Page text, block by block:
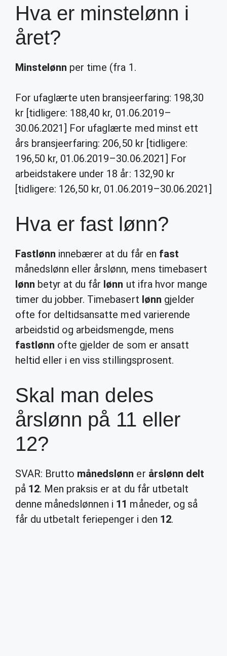
Hva er minstelønn i
året?
Minstelønn per time (fra 1.
For ufaglærte uten bransjeerfaring: 198,30
kr [tidligere: 188,40 kr, 01.06.2019–
30.06.2021] For ufaglærte med minst ett
års bransjeerfaring: 206,50 kr [tidligere:
196,50 kr, 01.06.2019–30.06.2021] For
arbeidstakere under 18 år: 132,90 kr
[tidligere: 126,50 kr, 01.06.2019–30.06.2021]
Hva er fast lønn?
Fastlønn innebærer at du får en fast
månedslønn eller årslønn, mens timebasert
lønn betyr at du får lønn ut ifra hvor mange
timer du jobber. Timebasert lønn gjelder
ofte for deltidsansatte med varierende
arbeidstid og arbeidsmengde, mens
fastlønn ofte gjelder de som er ansatt
heltid eller i en viss stillingsprosent.
Skal man deles
årslønn på 11 eller
12?
SVAR: Brutto månedslønn er årslønn delt
på 12. Men praksis er at du får utbetalt
denne månedslønnen i 11 måneder, og så
får du utbetalt feriepenger i den 12.